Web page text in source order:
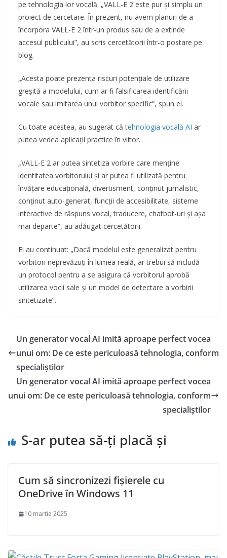
pe tehnologia lor vocală. „VALL-E 2 este pur și simplu un
proiect de cercetare. În prezent, nu avem planuri de a
încorpora VALL-E 2 într-un produs sau de a extinde
accesul publicului”, au scris cercetătorii într-o postare pe
blog.
„Acesta poate prezenta riscuri potențiale de utilizare
greșită a modelului, cum ar fi falsificarea identificării
vocale sau imitarea unui vorbitor specific”, spun ei.
Cu toate acestea, au sugerat cătehnologia vocală AI ar
putea vedea aplicații practice în viitor.
„VALL-E 2 ar putea sintetiza vorbire care menține
identitatea vorbitorului și ar putea fi utilizată pentru
învățare educațională, divertisment, conținut jurnalistic,
conținut auto-generat, funcții de accesibilitate, sisteme
interactive de răspuns vocal, traducere, chatbot-uri și așa
mai departe”, au adăugat cercetătorii.
Ei au continuat: „Dacă modelul este generalizat pentru
vorbitori neprevăzuți în lumea reală, ar trebui să includă
un protocol pentru a se asigura că vorbitorul aprobă
utilizarea vocii sale și un model de detectare a vorbirii
sintetizate”.
Un generator vocal AI imită aproape perfect vocea
unui om: De ce este periculoasă tehnologia, conform
specialiștilor
Un generator vocal AI imită aproape perfect vocea
unui om: De ce este periculoasă tehnologia, conform
specialiștilor
S-ar putea să-ți placă și
Cum să sincronizezi fișierele cu
OneDrive în Windows 11
10 martie 2025